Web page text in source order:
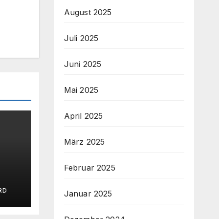
August 2025
Juli 2025
Juni 2025
Mai 2025
April 2025
März 2025
Februar 2025
Januar 2025